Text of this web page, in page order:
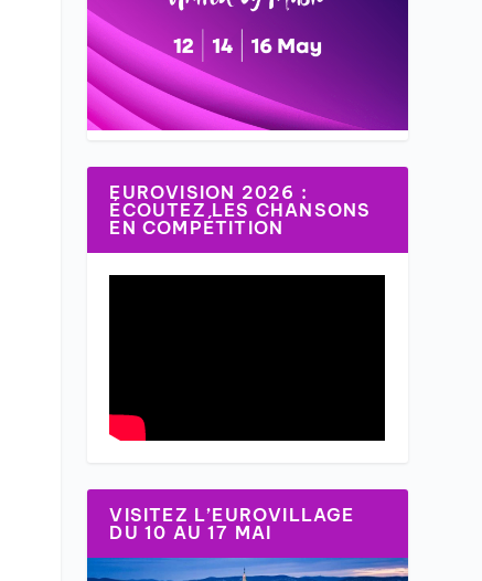
EUROVISION 2026 :
ÉCOUTEZ LES CHANSONS
EN COMPÉTITION
VISITEZ L’EUROVILLAGE
DU 10 AU 17 MAI